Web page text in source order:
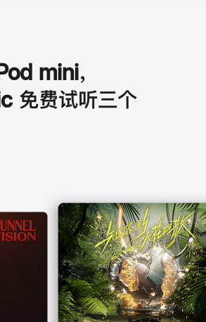
mini，
免费试听三个